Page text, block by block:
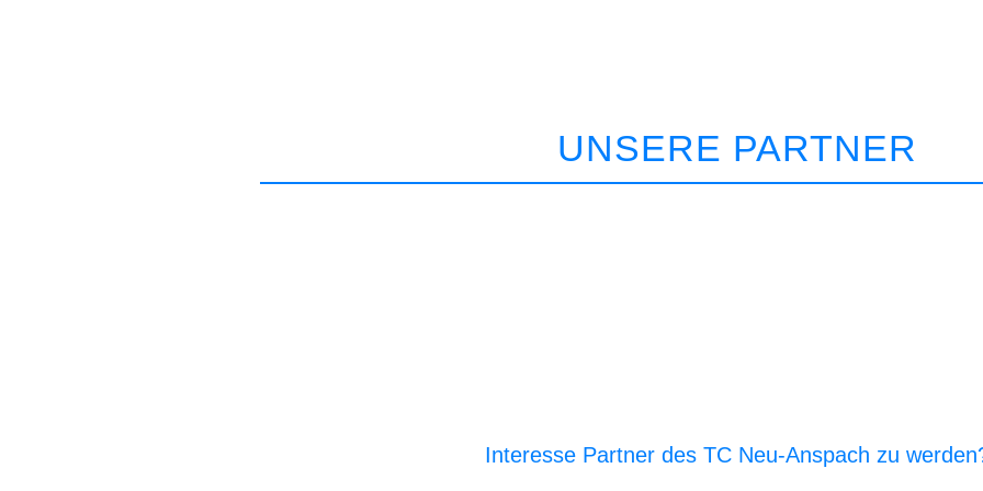
UNSERE PARTNER
Interesse Partner des TC Neu-Anspach zu